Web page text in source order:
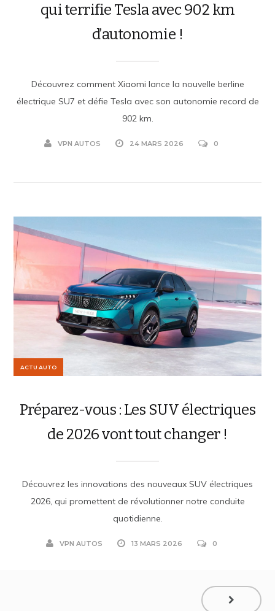
qui terrifie Tesla avec 902 km
d’autonomie !
Découvrez comment Xiaomi lance la nouvelle berline
électrique SU7 et défie Tesla avec son autonomie record de
902 km.
VPN AUTOS 24 MARS 2026 0
ACTU AUTO
Préparez-vous : Les SUV électriques
de 2026 vont tout changer !
Découvrez les innovations des nouveaux SUV électriques
2026, qui promettent de révolutionner notre conduite
quotidienne.
VPN AUTOS 13 MARS 2026 0